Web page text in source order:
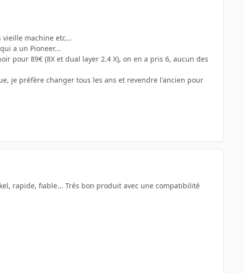
vieille machine etc...
a un Pioneer...
pour 89€ (8X et dual layer 2.4 X), on en a pris 6, aucun des
je préfère changer tous les ans et revendre l'ancien pour
rapide, fiable... Trés bon produit avec une compatibilité